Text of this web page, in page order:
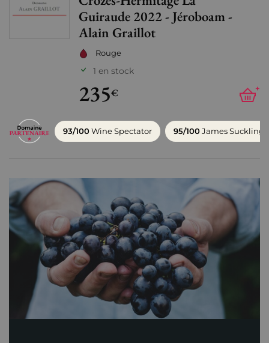
Guiraude 2022 - Jéroboam -
Alain Graillot
Rouge
1 en stock
235€ +
93/100Wine Spectator 95/100James Suckling